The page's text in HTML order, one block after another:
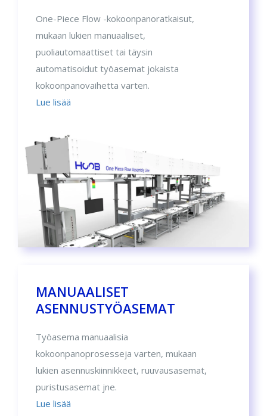
One-Piece Flow -kokoonpanoratkaisut,
mukaan lukien manuaaliset,
puoliautomaattiset tai täysin
automatisoidut työasemat jokaista
kokoonpanovaihetta varten.
Lue lisää
MANUAALISET
ASENNUSTYÖASEMAT
Työasema manuaalisia
kokoonpanoprosesseja varten, mukaan
lukien asennuskiinnikkeet, ruuvausasemat,
puristusasemat jne.
Lue lisää